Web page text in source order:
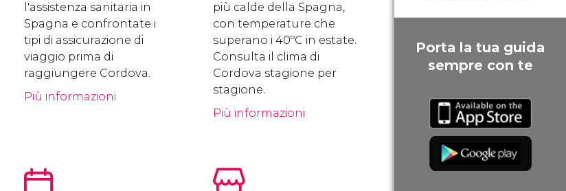
l'assistenza sanitaria in
Spagna e confrontate i
tipi di assicurazione di
viaggio prima di
raggiungere Cordova.
Più informazioni
più calde della Spagna,
con temperature che
superano i 40ºC in estate.
Consulta il clima di
Cordova stagione per
stagione.
Più informazioni
Porta la tua guida
sempre con te